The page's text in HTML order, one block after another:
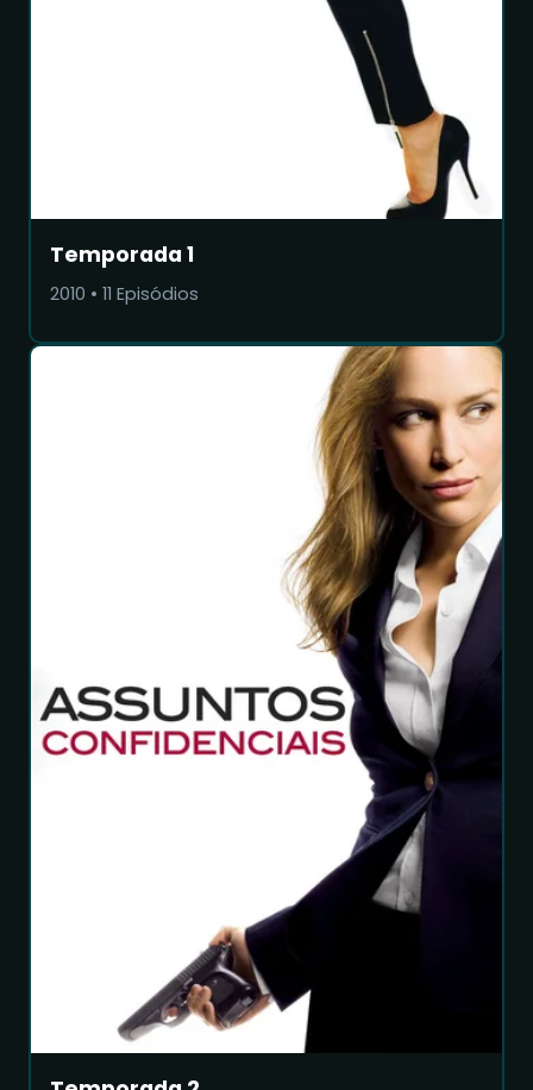
Temporada 1
2010 • 11 Episódios